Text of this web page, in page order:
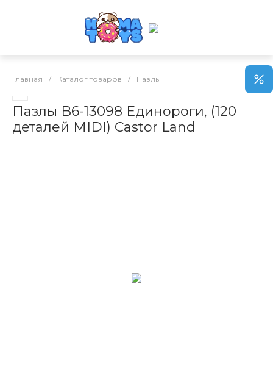
Главная / Каталог товаров / Пазлы
Пазлы B6-13098 Единороги, (120
деталей MIDI) Castor Land